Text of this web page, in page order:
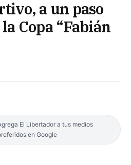
a un paso
Copa “Fabián
El Libertador a tus medios
en Google